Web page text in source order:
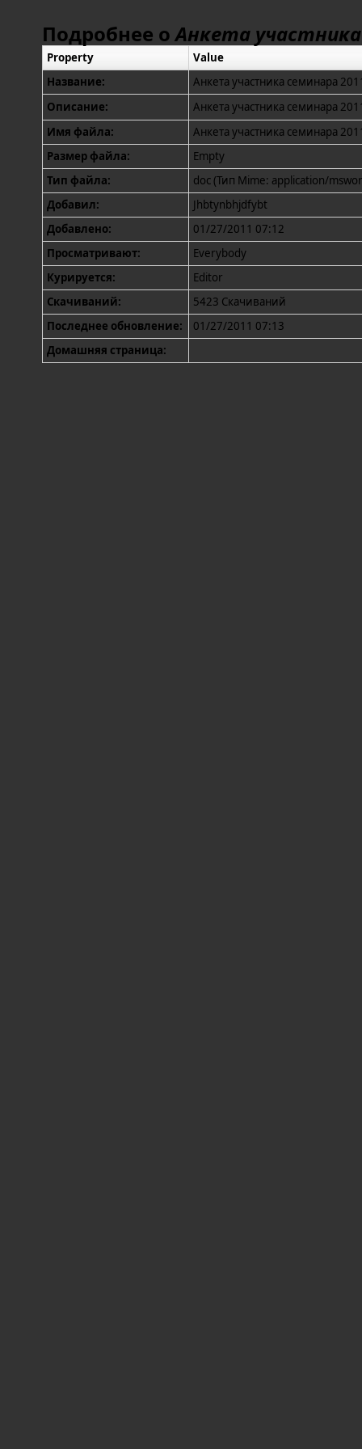
Подробнее оАнкета
Property
Value
Название:
Анкета участника семинара
Описание:
Анкета участника семинара
Имя файла:
Анкета участника семинара
Размер файла:
Empty
Тип файла:
doc (Тип Mime: application/
Добавил:
Jhbtynbhjdfybt
Добавлено:
01/27/2011 07:12
Просматривают:
Everybody
Курируется:
Editor
Скачиваний:
5423 Скачиваний
Последнее обновление:
01/27/2011 07:13
Домашняя страница: